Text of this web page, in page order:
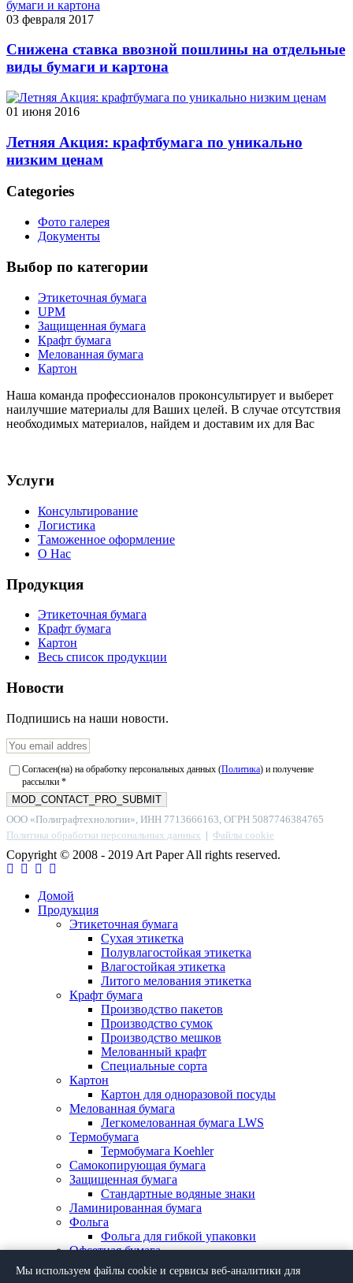
03 февраля 2017
Снижена ставка ввозной пошлины на отдельные
виды бумаги и картона
01 июня 2016
Летняя Акция: крафтбумага по уникально
низким ценам
Categories
Фото галерея
Документы
Выбор по категории
Этикеточная бумага
UPM
Защищенная бумага
Крафт бумага
Мелованная бумага
Картон
Наша команда профессионалов проконсультирует и выберет
наилучшие материалы для Ваших целей. В случае отсутствия
необходимых материалов, найдем и доставим их для Вас
Услуги
Консультирование
Логистика
Таможенное оформление
О Нас
Продукция
Этикеточная бумага
Крафт бумага
Картон
Весь список продукции
Новости
Подпишись на наши новости.
Согласен(на) на обработку персональных данных (Политика) и получение
рассылки *
ООО «Полиграфтехнологии», ИНН 7713666163, ОГРН 5087746384765
Политика обработки персональных данных | Файлы cookie
Copyright © 2008 - 2019 Art Paper All rights reserved.
Домой
Продукция
Этикеточная бумага
Сухая этикетка
Полувлагостойкая этикетка
Влагостойкая этикетка
Литого мелования этикетка
Крафт бумага
Производство пакетов
Производство сумок
Производство мешков
Мелованный крафт
Специальные сорта
Картон
Картон для одноразовой посуды
Мелованная бумага
Легкомелованная бумага LWS
Термобумага
Термобумага Koehler
Самокопирующая бумага
Защищенная бумага
Стандартные водяные знаки
Ламинированная бумага
Фольга
Фольга для гибкой упаковки
Офсетная бумага
Специальные сорта бумаг
Пленка
Мы используем файлы cookie и сервисы веб-аналитики для